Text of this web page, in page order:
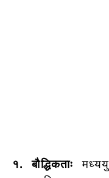
१. बौद्धिकताः